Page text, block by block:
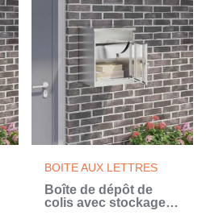
BOITE AUX LETTRES
Boîte de dépôt de
colis avec stockage